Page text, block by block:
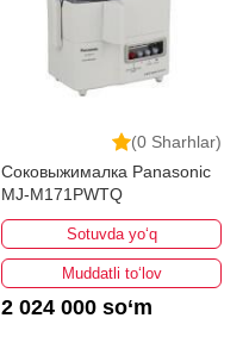
(0 Sharhlar)
Соковыжималка Panasonic
MJ-M171PWTQ
Sotuvda yo‘q
Muddatli to‘lov
2 024 000 so‘m